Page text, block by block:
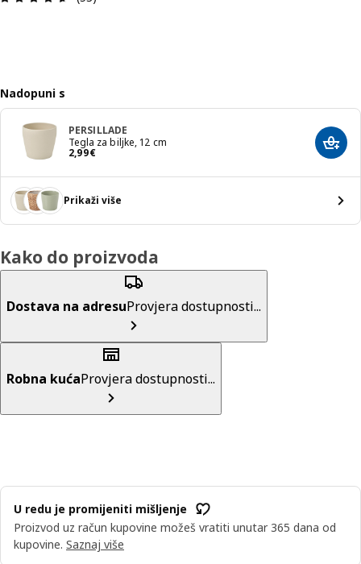
Nadopuni s
PERSILLADE
Tegla za biljke, 12 cm
2,99€
Cijena 2,99€
Prikaži više
Kako do proizvoda
Dostava na adresuProvjera dostupnosti...
Robna kućaProvjera dostupnosti...
U redu je promijeniti mišljenje
Proizvod uz račun kupovine možeš vratiti unutar 365 dana od
kupovine. Saznaj više